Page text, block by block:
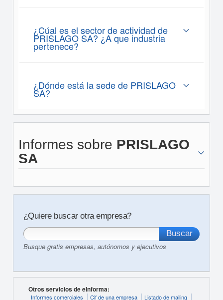
¿Cúal es el sector de actividad de
PRISLAGO SA? ¿A que industria
pertenece?
¿Dónde está la sede de PRISLAGO
SA?
Informes sobre PRISLAGO
SA
¿Quiere buscar otra empresa?
Busque gratis empresas, autónomos y ejecutivos
Otros servicios de eInforma:
Informes comerciales Cif de una empresa
Listado de mailing